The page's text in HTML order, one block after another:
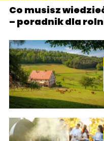
Co musisz
– poradnik dla